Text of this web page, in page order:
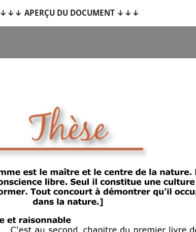
↓↓↓ APERÇU DU DOCUMENT ↓↓↓